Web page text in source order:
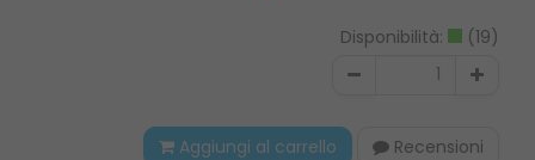
Disponibilità: (19)
Aggiungi al carrello
Recensioni